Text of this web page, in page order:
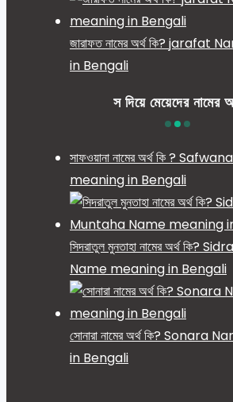
জারাফত নামের অর্থ কি? jarafat
in Bengali
স দিয়ে মেয়েদের নামের
সাফওয়ানা নামের অর্থ কি ?
meaning in Bengali
সিদরাতুল মুনতাহা নামের অর্থ কি?
Name meaning in Bengali
সোনারা নামের অর্থ কি? Sonara
in Bengali